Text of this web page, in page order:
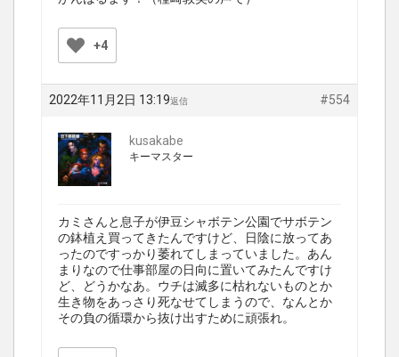
+4
2022年11月2日 13:19 #554
返信
kusakabe
キーマスター
カミさんと息子が伊豆シャボテン公園でサボテン
の鉢植え買ってきたんですけど、日陰に放ってあ
ったのですっかり萎れてしまっていました。あん
まりなので仕事部屋の日向に置いてみたんですけ
ど、どうかなあ。ウチは滅多に枯れないものとか
生き物をあっさり死なせてしまうので、なんとか
その負の循環から抜け出すために頑張れ。